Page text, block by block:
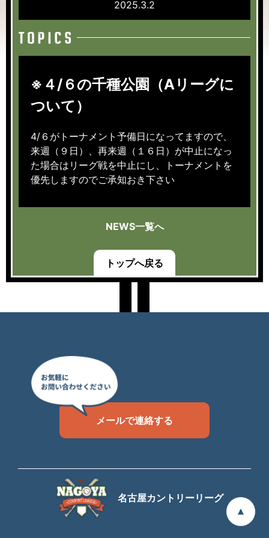
2025.3.2
※４/６の千種公園（Aリーグに
ついて）
4/６がトーナメント予備日になってますので、
来週（９日）、再来週（１６日）が中止になっ
た場合はリーグ戦を中止にし、トーナメントを
優先しますのでご承知おき下さい
NEWS一覧へ
トップへ戻る
メールで連絡する
名古屋カントリーリーグ